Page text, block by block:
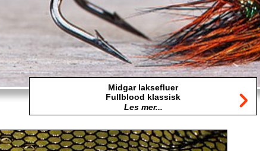
Midgar laksefluer
Fullblood klassisk
Les mer...